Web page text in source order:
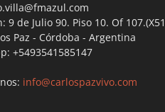
9 de Julio 90. Piso 10. Of
Paz - Córdoba - Argentina
+5493541585147
info@carlospazvivo.com